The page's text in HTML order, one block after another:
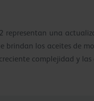
representan una
los aceites de
complejidad y